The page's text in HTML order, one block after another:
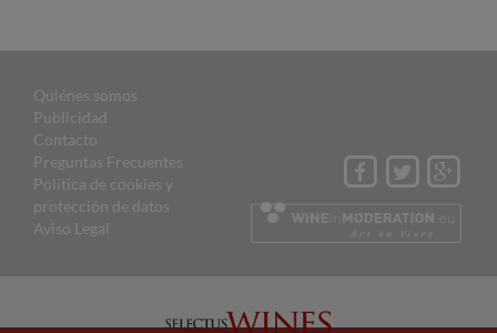
Quiénes somos
Publicidad
Contacto
Preguntas Frecuentes
Política de cookies y
protección de datos
Aviso Legal